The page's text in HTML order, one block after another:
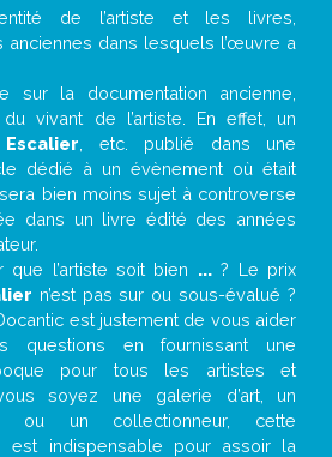
de l’artiste et les livres,
anciennes dans lesquels l’œuvre a
sur la documentation ancienne,
du vivant de l’artiste. En effet, un
Escalier , etc. publié dans une
dédié à un évènement où était
bien moins sujet à controverse
dans un livre édité des années
l’artiste soit bien ...? Le prix
n’est pas sur ou sous-évalué ?
est justement de vous aider
questions en fournissant une
pour tous les artistes et
soyez une galerie d’art, un
ou un collectionneur, cette
est indispensable pour assoir la